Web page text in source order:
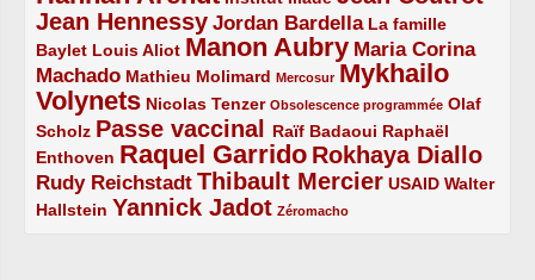
Jean Hennessy
4/5 Jordan Bardella
3/5
La famille
Baylet
2/5 Louis Aliot
2/5 Manon Aubry
5/5
Maria Corina
Machado
3/5 Mathieu Molimard
2/5 Mercosur
1/5
Mykhailo
Volynets
5/5 Nicolas Tenzer
2/5 Obsolescence programmée
1/5
Olaf
Scholz
2/5 Passe vaccinal
4/5 Raïf Badaoui
2/5
Raphaël
Enthoven
2/5 Raquel Garrido
5/5 Rokhaya Diallo
4/5
Rudy Reichstadt
3/5 Thibault Mercier
4/5 USAID
2/5
Walter
Hallstein
2/5 Yannick Jadot
4/5 Zéromacho
1/5